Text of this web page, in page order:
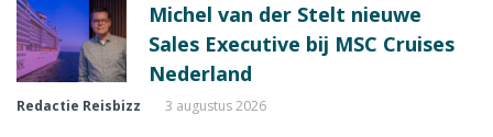
Michel van der Stelt nieuwe
Sales Executive bij MSC Cruises
Nederland
Redactie Reisbizz 3 augustus 2026